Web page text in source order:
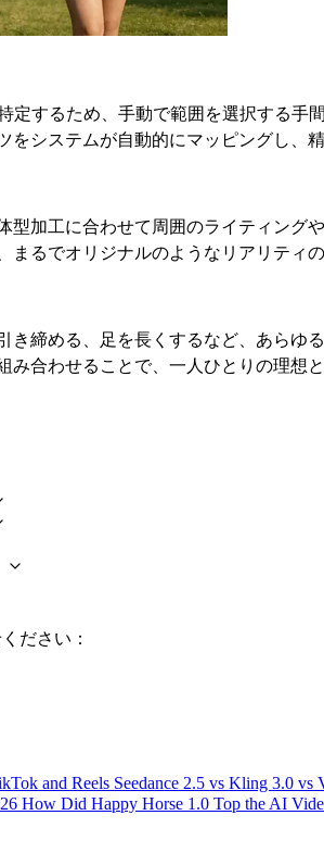
定するため、手動で範囲を選択する手
をシステムが自動的にマッピングし、
型加工に合わせて周囲のライティング
まるでオリジナルのようなリアリティ
き締める、足を長くするなど、あら
み合わせることで、一人ひとりの理想
ださい：
and Reels Seedance 2.5 vs Kling 3.0 vs
How Did Happy Horse 1.0 Top the AI